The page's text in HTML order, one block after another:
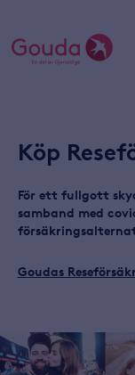
Köp
För ett fullgott
samband med
Goudas